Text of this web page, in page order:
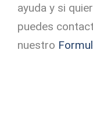
ayuda y si
puedes
nuestro